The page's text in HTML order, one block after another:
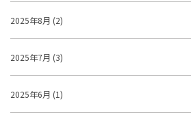
2025年8月 (2)
2025年7月 (3)
2025年6月 (1)